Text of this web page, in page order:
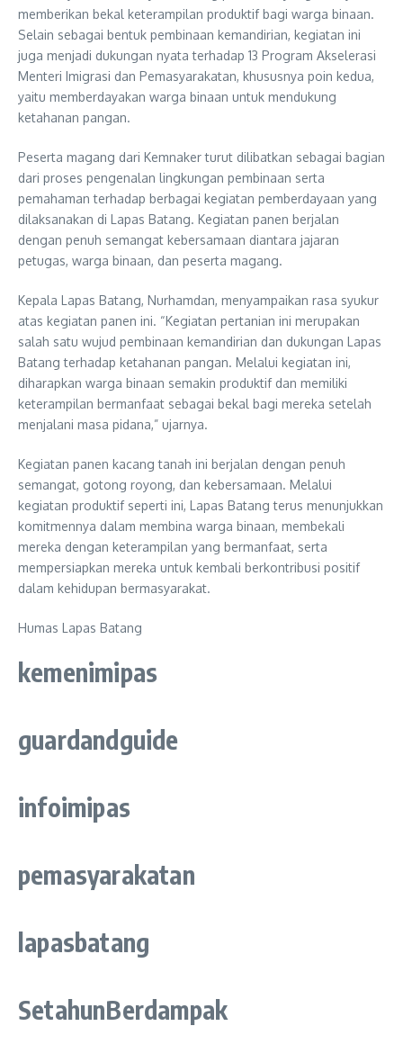
memberikan bekal keterampilan produktif bagi warga binaan.
Selain sebagai bentuk pembinaan kemandirian, kegiatan ini
juga menjadi dukungan nyata terhadap 13 Program Akselerasi
Menteri Imigrasi dan Pemasyarakatan, khususnya poin kedua,
yaitu memberdayakan warga binaan untuk mendukung
ketahanan pangan.
Peserta magang dari Kemnaker turut dilibatkan sebagai bagian
dari proses pengenalan lingkungan pembinaan serta
pemahaman terhadap berbagai kegiatan pemberdayaan yang
dilaksanakan di Lapas Batang. Kegiatan panen berjalan
dengan penuh semangat kebersamaan diantara jajaran
petugas, warga binaan, dan peserta magang.
Kepala Lapas Batang, Nurhamdan, menyampaikan rasa syukur
atas kegiatan panen ini. “Kegiatan pertanian ini merupakan
salah satu wujud pembinaan kemandirian dan dukungan Lapas
Batang terhadap ketahanan pangan. Melalui kegiatan ini,
diharapkan warga binaan semakin produktif dan memiliki
keterampilan bermanfaat sebagai bekal bagi mereka setelah
menjalani masa pidana,” ujarnya.
Kegiatan panen kacang tanah ini berjalan dengan penuh
semangat, gotong royong, dan kebersamaan. Melalui
kegiatan produktif seperti ini, Lapas Batang terus menunjukkan
komitmennya dalam membina warga binaan, membekali
mereka dengan keterampilan yang bermanfaat, serta
mempersiapkan mereka untuk kembali berkontribusi positif
dalam kehidupan bermasyarakat.
Humas Lapas Batang
kemenimipas
guardandguide
infoimipas
pemasyarakatan
lapasbatang
SetahunBerdampak